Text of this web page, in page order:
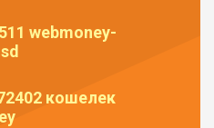
webmoney-
кошелек